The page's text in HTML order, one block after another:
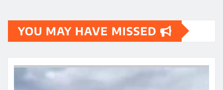
YOU MAY HAVE MISSED